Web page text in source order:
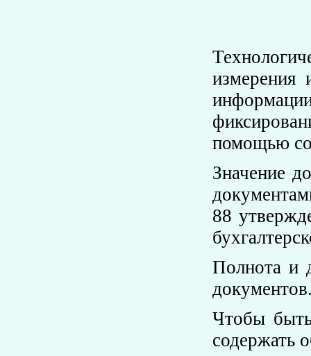
измерения
помощью
Значение
88
Полнота и
Чтобы
содержать